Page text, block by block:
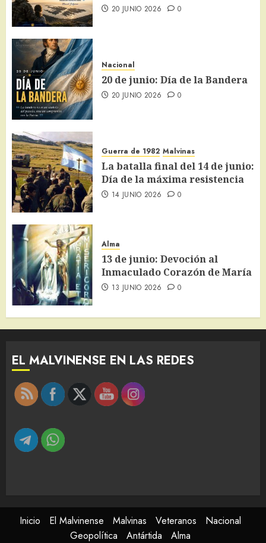
20 JUNIO 2026 0
Nacional
20 de junio: Día de la Bandera
20 JUNIO 2026 0
Guerra de 1982 Malvinas
La batalla final del 14 de junio:
Día de la máxima resistencia
14 JUNIO 2026 0
Alma
13 de junio: Devoción al
Inmaculado Corazón de María
13 JUNIO 2026 0
EL MALVINENSE EN LAS REDES
Inicio El Malvinense Malvinas Veteranos
Nacional
Geopolítica
Antártida
Alma